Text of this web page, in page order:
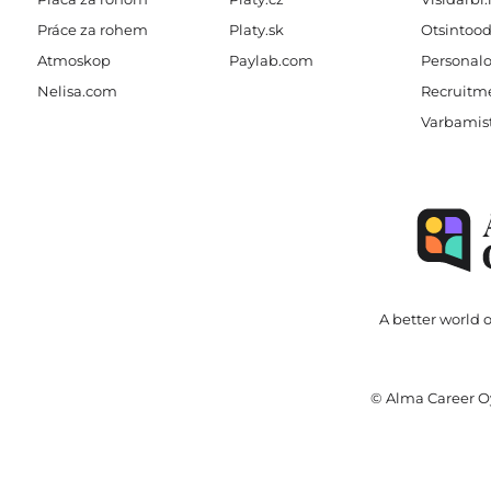
Práce za rohem
Atmoskop
Nelisa.com
Platy.sk
Paylab.com
A better world
© Alma Career